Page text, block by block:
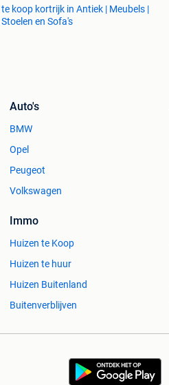
te koop kortrijk in Antiek | Meubels |
Stoelen en Sofa's
Auto's
BMW
Opel
Peugeot
Volkswagen
Immo
Huizen te Koop
Huizen te huur
Huizen Buitenland
Buitenverblijven